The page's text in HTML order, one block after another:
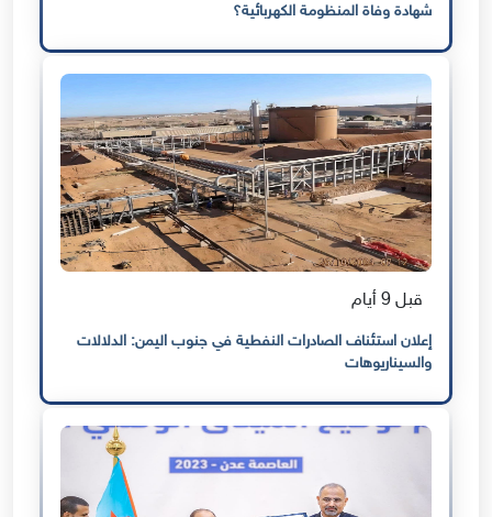
شهادة وفاة المنظومة الكهربائية؟
قبل 9 أيام
إعلان استئناف الصادرات النفطية في جنوب اليمن: الدلالات
والسيناريوهات